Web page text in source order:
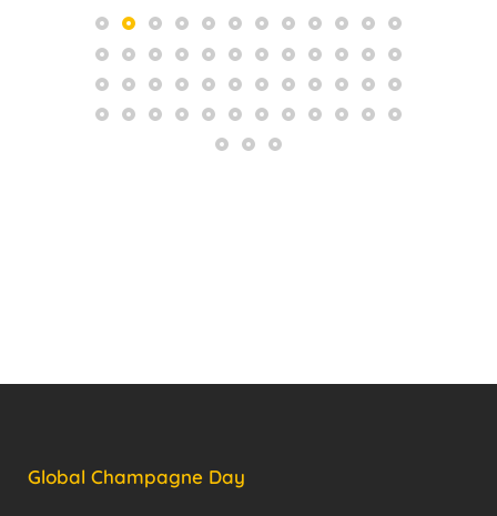
Global Champagne Day